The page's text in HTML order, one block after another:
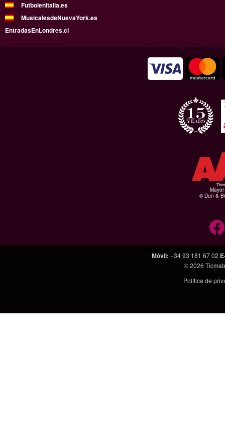
FutbolenItalia.es
MusicalesdeNuevaYork.es
EntradasEnLondres.cl
© Dun &
Móvil: +34 93 181 67 02
© 2026
Política de